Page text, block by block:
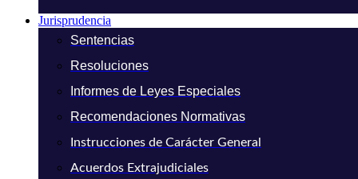
Jurisprudencia
Sentencias
Resoluciones
Informes de Leyes Especiales
Recomendaciones Normativas
Instrucciones de Carácter General
Acuerdos Extrajudiciales